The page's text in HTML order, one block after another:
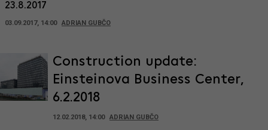
23.8.2017
03.09.2017, 14:00 ADRIAN GUBČO
Construction update:
Einsteinova Business Center,
6.2.2018
12.02.2018, 14:00 ADRIAN GUBČO